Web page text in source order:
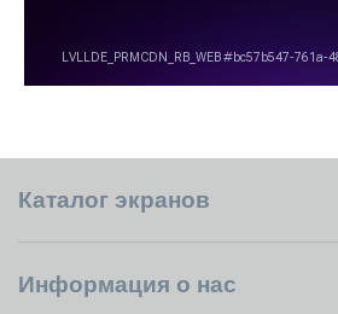
Каталог экранов
Информация о нас